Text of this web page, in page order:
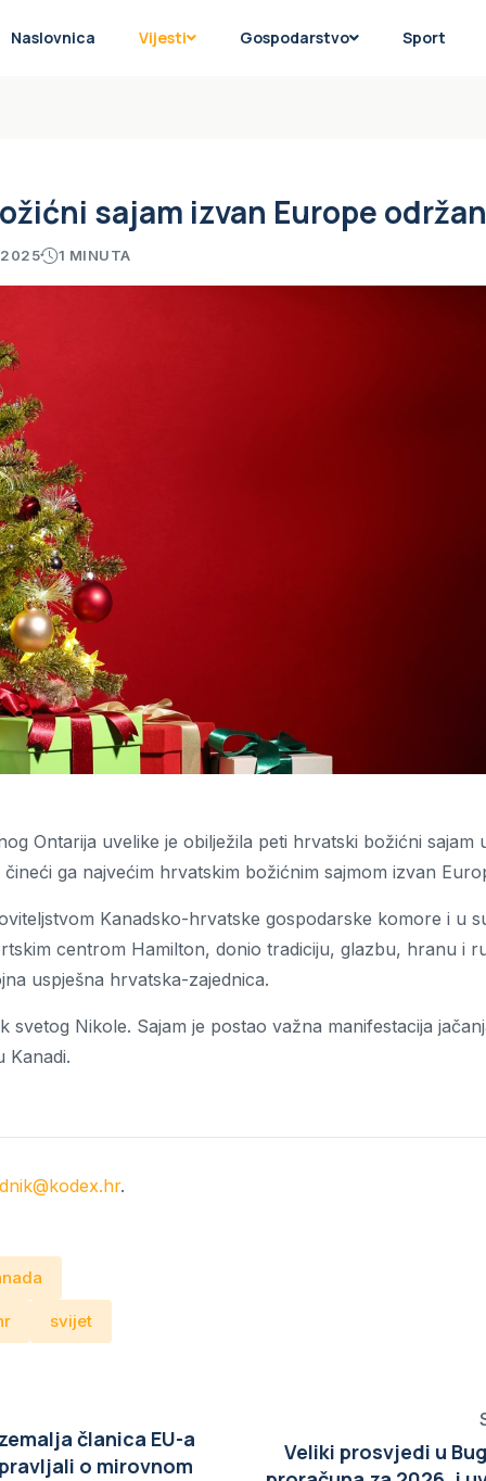
Naslovnica Vijesti Gospodarstvo Sport
sajam izvan Europe
2025 1 MINUTA
Ontarija uvelike je obilježila peti hrvatski božićni sajam
ga najvećim hrvatskim božićnim sajmom izvan
Kanadsko-hrvatske gospodarske komore i u
centrom Hamilton, donio tradiciju, glazbu, hranu i
uspješna hrvatska-zajednica.
svetog Nikole. Sajam je postao važna manifestacija
Kanadi.
.
svijet
članica EU-a
o mirovnom
Veliki prosvjedi u